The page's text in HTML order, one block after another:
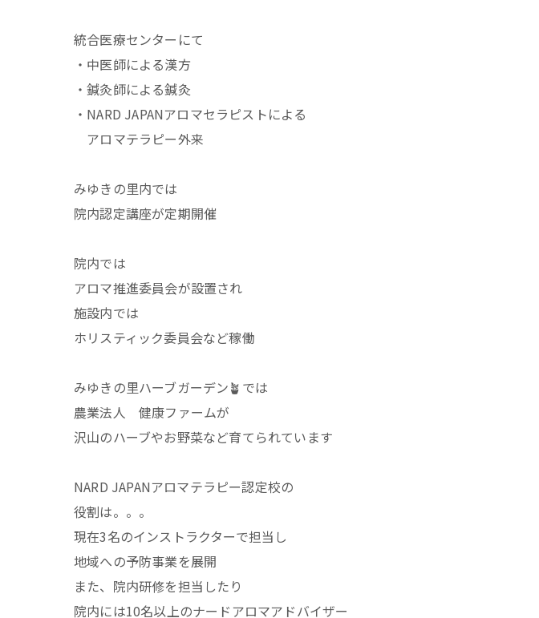
統合医療センターにて
・中医師による漢方
・鍼灸師による鍼灸
・NARD JAPANアロマセラピストによる
アロマテラピー外来
みゆきの里内では
院内認定講座が定期開催
院内では
アロマ推進委員会が設置され
施設内では
ホリスティック委員会など稼働
みゆきの里ハーブガーデン🪴では
農業法人 健康ファームが
沢山のハーブやお野菜など育てられています
NARD JAPANアロマテラピー認定校の
役割は。。。
現在3名のインストラクターで担当し
地域への予防事業を展開
また、院内研修を担当したり
院内には10名以上のナードアロマアドバイザー